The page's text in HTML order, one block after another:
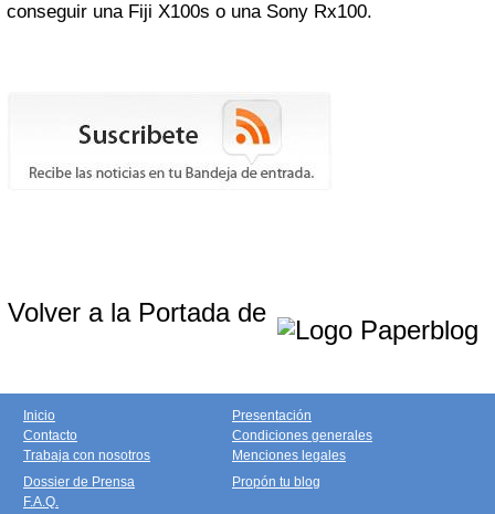
conseguir una Fiji X100s o una Sony Rx100.
Volver a la Portada de
Inicio
Contacto
Trabaja con nosotros
Presentación
Condiciones generales
Menciones legales
Dossier de Prensa
F.A.Q.
Propón tu blog